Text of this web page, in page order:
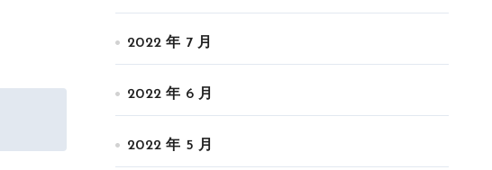
2022 年 7 月
2022 年 6 月
2022 年 5 月